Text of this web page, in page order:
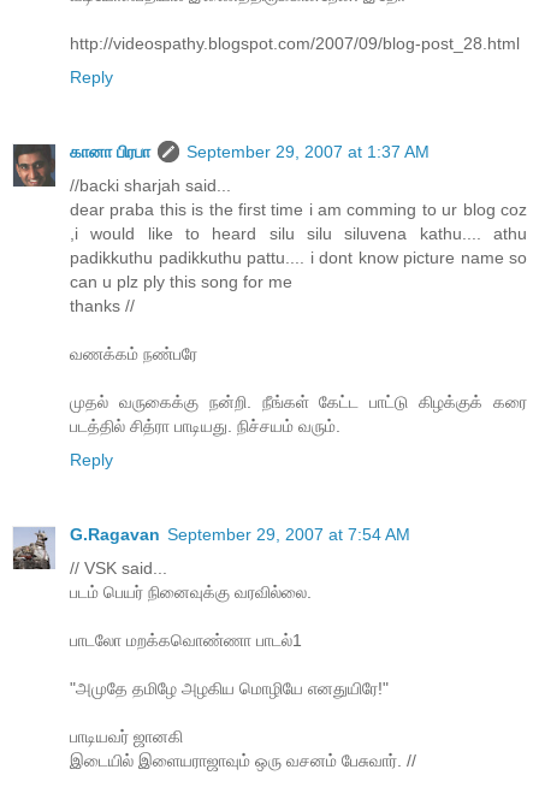
http://videospathy.blogspot.com/2007/09/blog-post_28.html
Reply
கானா பிரபா
September 29, 2007 at 1:37 AM
//backi sharjah said...
dear praba this is the first time i am comming to ur blog coz
,i would like to heard silu silu siluvena kathu.... athu
padikkuthu padikkuthu pattu.... i dont know picture name so
can u plz ply this song for me
thanks //
வணக்கம் நண்பரே
முதல் வருகைக்கு நன்றி. நீங்கள் கேட்ட பாட்டு கிழக்குக் கரை
படத்தில் சித்ரா பாடியது. நிச்சயம் வரும்.
Reply
G.Ragavan September 29, 2007 at 7:54 AM
// VSK said...
படம் பெயர் நினைவுக்கு வரவில்லை.
பாடலோ மறக்கவொண்ணா பாடல்1
"அமுதே தமிழே அழகிய மொழியே எனதுயிரே!"
பாடியவர் ஜானகி
இடையில் இளையராஜாவும் ஒரு வசனம் பேசுவார். //